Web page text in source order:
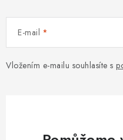
E-mail
Vložením e-mailu souhlasíte s